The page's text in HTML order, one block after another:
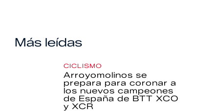
Más leídas
CICLISMO
Arroyomolinos se
prepara para coronar a
los nuevos campeones
de España de BTT XCO
y XCR